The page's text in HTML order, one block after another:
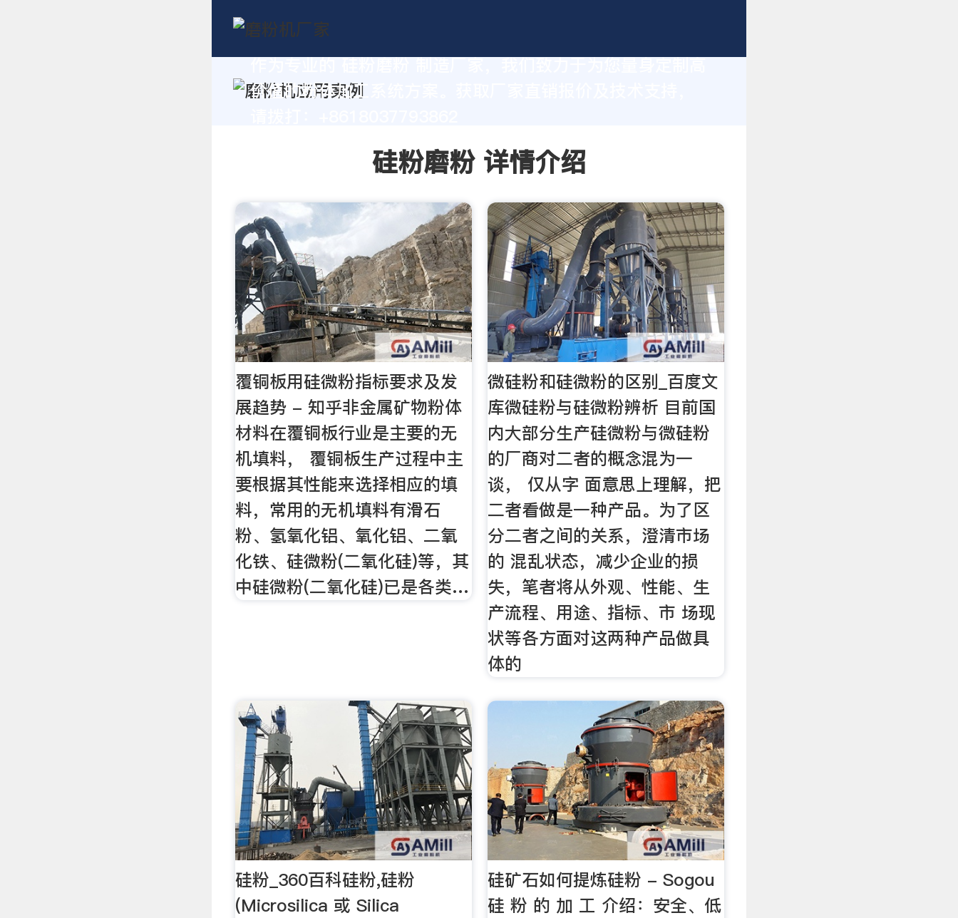
价值的粉体加工系统方案。获取厂家直销报价及技术支持，
硅粉磨粉 详情介绍
覆铜板用硅微粉指标要求及发
展趋势 - 知乎非金属矿物粉体
材料在覆铜板行业是主要的无
机填料， 覆铜板生产过程中主
要根据其性能来选择相应的填
料，常用的无机填料有滑石
粉、氢氧化铝、氧化铝、二氧
化铁、硅微粉(二氧化硅)等，其
中硅微粉(二氧化硅)已是各类…
微硅粉和硅微粉的区别_百度文
库微硅粉与硅微粉辨析 目前国
内大部分生产硅微粉与微硅粉
的厂商对二者的概念混为一
谈， 仅从字 面意思上理解，把
二者看做是一种产品。为了区
分二者之间的关系，澄清市场
的 混乱状态，减少企业的损
失，笔者将从外观、性能、生
产流程、用途、指标、市 场现
状等各方面对这两种产品做具
体的
硅粉_360百科硅粉,硅粉
(Microsilica 或 Silica
硅矿石如何提炼硅粉 - Sogou
硅 粉 的 加 工 介绍：安全、低